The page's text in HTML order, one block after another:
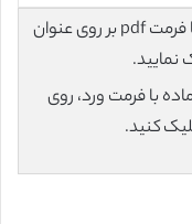
برای دانلود رایگان مقاله انگلیسی با فرمت pdf بر روی عنوان
نمایید.
با فرمت ورد، روی
کنید.